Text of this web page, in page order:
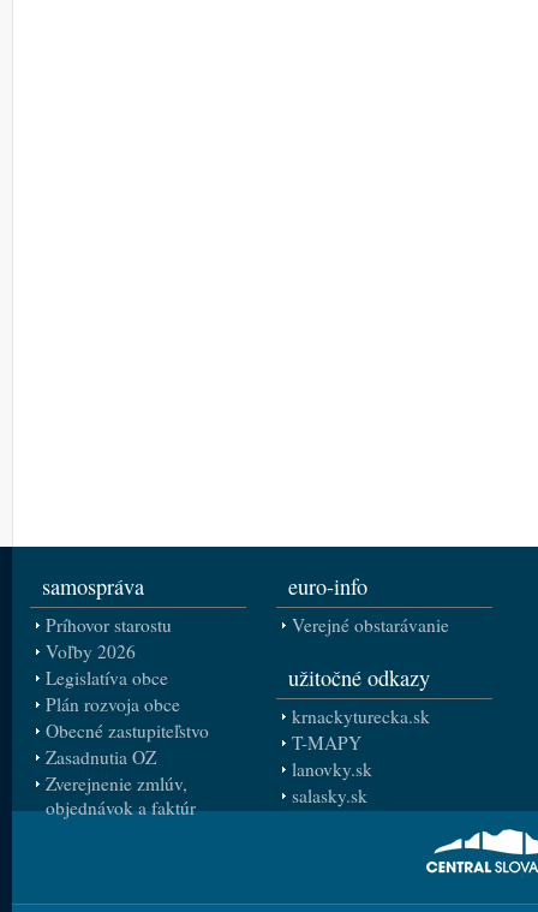
samospráva
Príhovor starostu
Voľby 2026
Legislatíva obce
Plán rozvoja obce
Obecné zastupiteľstvo
Zasadnutia OZ
Zverejnenie zmlúv,
objednávok a faktúr
euro-info
Verejné obstarávanie
užitočné odkazy
krnackyturecka.sk
T-MAPY
lanovky.sk
salasky.sk